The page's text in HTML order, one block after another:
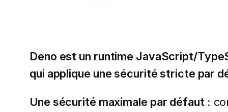
Deno est un runtime JavaScript/
qui applique une sécurité stricte par
Une sécurité maximale par défaut :